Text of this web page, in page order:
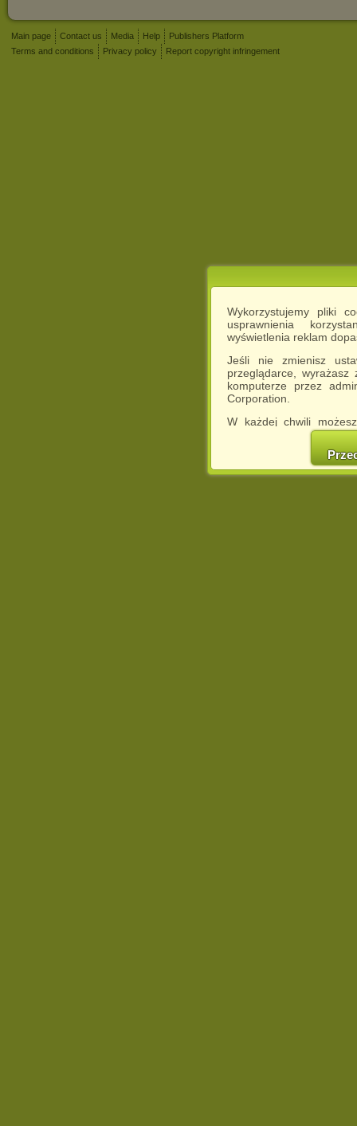
Wykorzystujemy pliki
usprawnienia
wyświetlenia reklam
Jeśli nie zmienisz
przeglądarce,
komputerze przez
Corporation.
W każdej chwili
cookies w swojej
w naszej
http://chomikuj.pl/
Main page Contact us Media Help
Publishers Platform
Terms and conditions
Privacy policy Report copyright infringement